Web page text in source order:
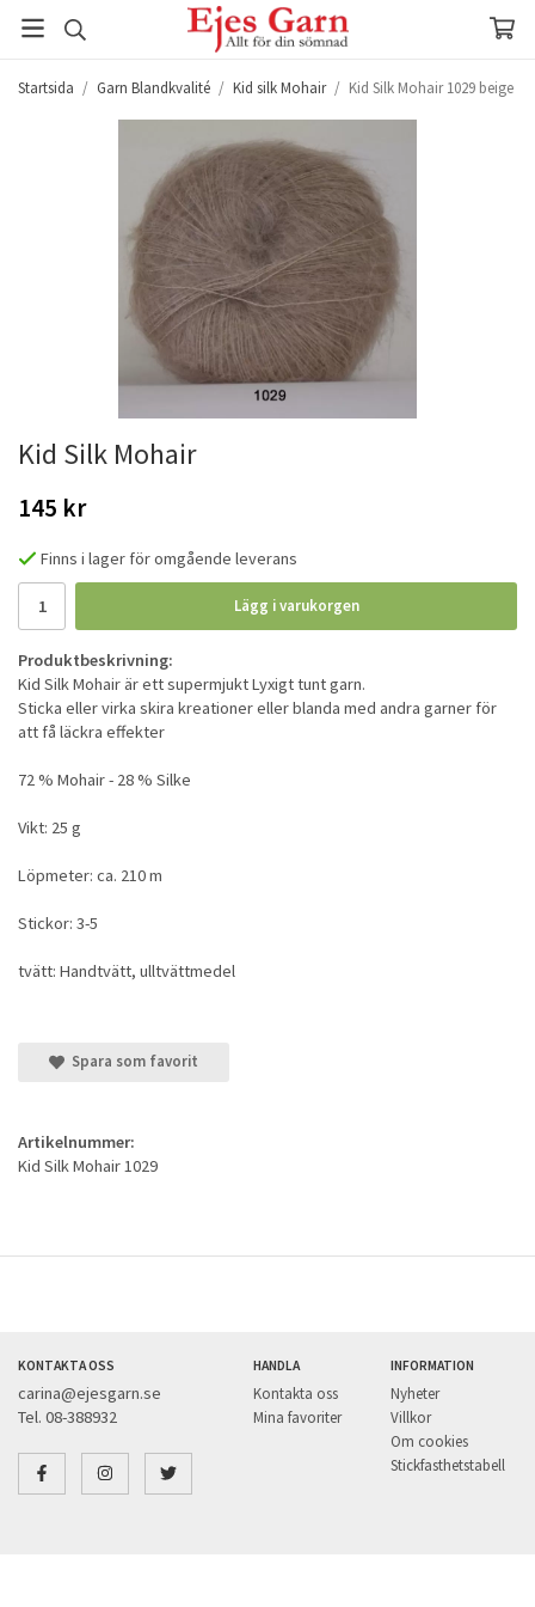
Startsida / Garn Blandkvalité / Kid silk Mohair / Kid Silk Mohair 1029 beige
Kid Silk Mohair
145 kr
Finns i lager för omgående leverans
Lägg i varukorgen
Produktbeskrivning:
Kid Silk Mohair är ett supermjukt Lyxigt tunt garn.
Sticka eller virka skira kreationer eller blanda med andra garner för
att få läckra effekter
72 % Mohair - 28 % Silke
Vikt: 25 g
Löpmeter: ca. 210 m
Stickor: 3-5
tvätt: Handtvätt, ulltvättmedel
Spara som favorit
Artikelnummer:
Kid Silk Mohair 1029
KONTAKTA OSS
carina@ejesgarn.se
Tel. 08-388932
HANDLA
Kontakta oss
Mina favoriter
INFORMATION
Nyheter
Villkor
Om cookies
Stickfasthetstabell